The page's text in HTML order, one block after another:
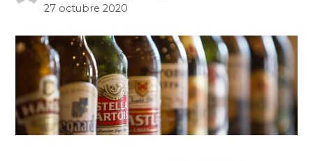
27 octubre 2020